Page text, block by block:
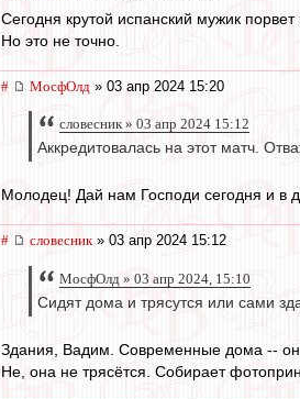
Сегодня крутой испанский мужик
Но это не точно.
# МосфОлд » 03 апр 2024 15:20
словесник » 03 апр 2024 15:12
Аккредитовалась на этот матч.
Молодец! Дай нам Господи сегодня и в
# словесник» 03 апр 2024 15:12
МосфОлд » 03 апр 2024, 15:10
Сидят дома и трясутся или сами
Здания, Вадим. Современные дома -- они
Не, она не трясётся. Собирает